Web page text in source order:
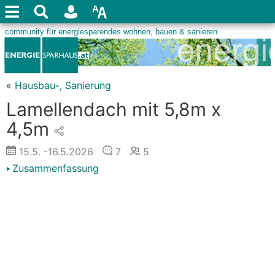
« Hausbau-, Sanierung
Lamellendach mit 5,8m x
4,5m
15.5. -16.5.2026 7
5
Zusammenfassung